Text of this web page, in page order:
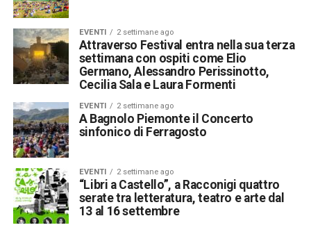
EVENTI 2 settimane ago
Attraverso Festival entra nella sua terza
settimana con ospiti come Elio
Germano, Alessandro Perissinotto,
Cecilia Sala e Laura Formenti
EVENTI 2 settimane ago
A Bagnolo Piemonte il Concerto
sinfonico di Ferragosto
EVENTI 2 settimane ago
“Libri a Castello”, a Racconigi quattro
serate tra letteratura, teatro e arte dal
13 al 16 settembre